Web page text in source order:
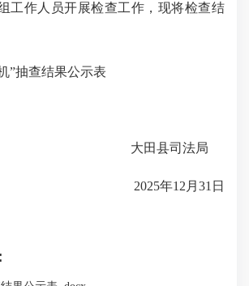
工作人员开展检查工作，现将检查结
”抽查结果公示表
大田县司法局
2025年12月31日